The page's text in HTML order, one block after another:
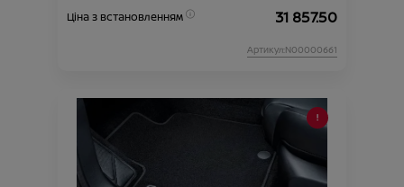
Ціна з встановленням 31 857.50
Артикул:N00000661